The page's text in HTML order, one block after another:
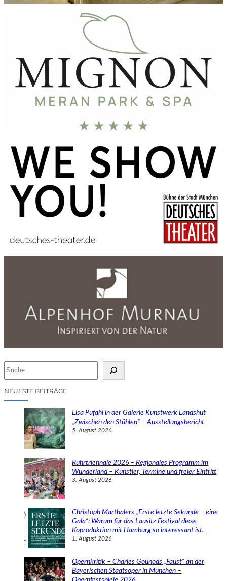
NEUESTE BEITRÄGE
Lisa Pufahl in der Galerie Kunstwerk Landshut
„Zwischen den Stühlen“ – Ausstellungsbericht
5. August 2026
Ruhrtriennale 2026 – Regionales Programm im
Wunderland – Künstler, Termine und freier Eintritt
3. August 2026
Christoph Marthalers „Erste letzte Sekunde – eine
Gala“: Warum für das Lausitz Festival diese
Koproduktion mit Hamburg so interessant ist.
1. August 2026
Opernkritik – Charles Gounods „Faust“ an der
Bayerischen Staatsoper in München –